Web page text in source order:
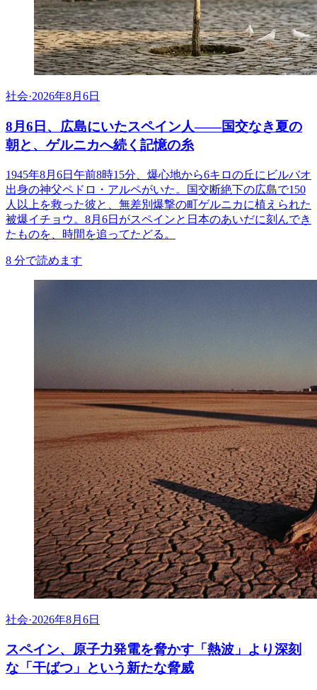
社会·2026年8月6日
8月6日、広島にいたスペイン人――国交なき夏の
朝と、ゲルニカへ続く記憶の糸
1945年8月6日午前8時15分、爆心地から6キロの丘にビルバオ
出身の神父ペドロ・アルペがいた。国交断絶下の広島で150
人以上を救った彼と、無差別爆撃の町ゲルニカに植えられた
被爆イチョウ。8月6日がスペインと日本のあいだに刻んでき
たものを、時間を追ってたどる。
8 分で読めます
社会·2026年8月6日
スペイン、原子力発電を脅かす「熱波」より深刻
な「干ばつ」という新たな脅威